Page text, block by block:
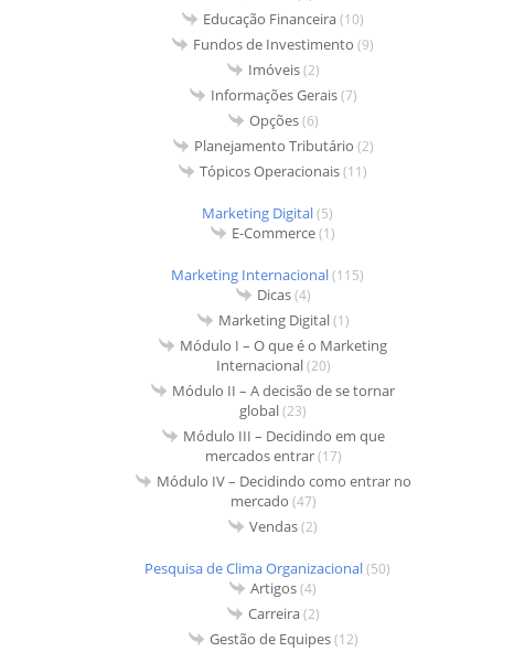
Educação Financeira(10)
Fundos de Investimento (9)
Imóveis(2)
Informações Gerais(7)
Opções(6)
Planejamento Tributário (2)
Tópicos Operacionais(11)
Marketing Digital(5)
E-Commerce(1)
Marketing Internacional(115)
Dicas(4)
Marketing Digital(1)
Módulo I – O que é o Marketing
Internacional(20)
Módulo II – A decisão de se tornar
global(23)
Módulo III – Decidindo em que
mercados entrar(17)
Módulo IV – Decidindo como entrar no
mercado (47)
Vendas(2)
Pesquisa de Clima Organizacional(50)
Artigos(4)
Carreira(2)
Gestão de Equipes(12)